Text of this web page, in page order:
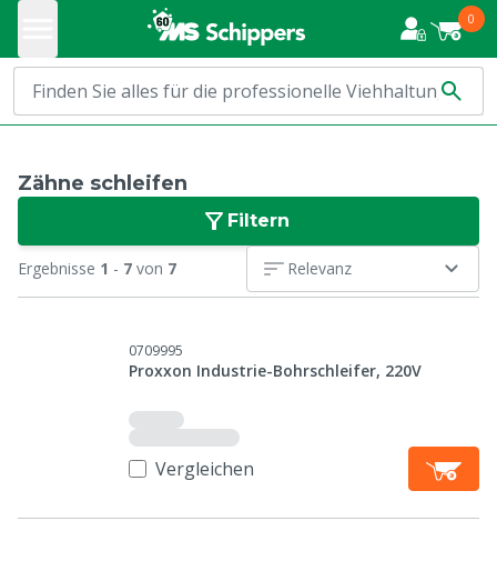
0
Zähne schleifen
Filtern
Ergebnisse 1 - 7 von 7 Relevanz
0709995
Proxxon Industrie-Bohrschleifer, 220V
Vergleichen